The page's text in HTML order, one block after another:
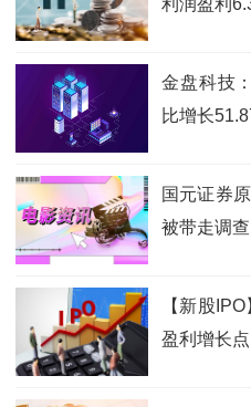
利润盈利
金盘科技
比增长
国元证券
被带走调查
【新股
盈利增长点